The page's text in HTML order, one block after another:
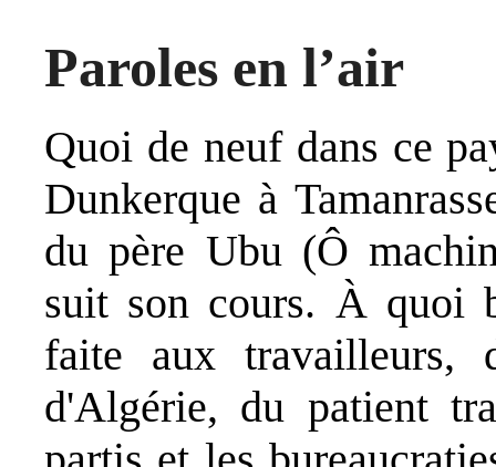
Paroles en l’air
Quoi de neuf dans ce
Dunkerque à
du père Ubu (Ô
suit son cours. À quoi
faite aux travailleurs,
d'Algérie, du patient